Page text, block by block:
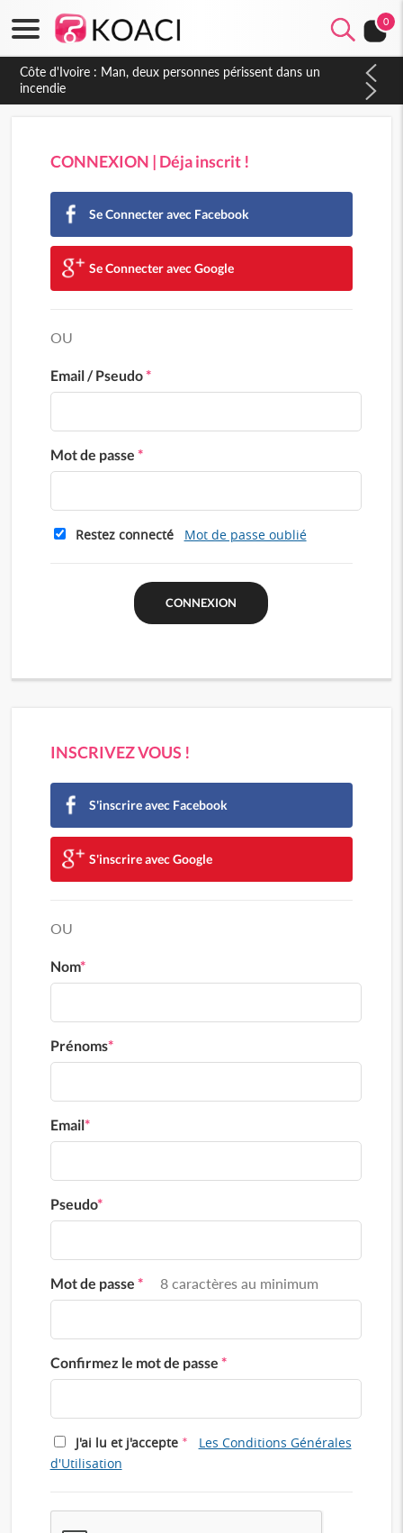
0
Côte d'Ivoire : Man, deux personnes périssent dans un
incendie
CONNEXION | Déja inscrit !
Se Connecter avec Facebook
Se Connecter avec Google
OU
Email / Pseudo*
Mot de passe *
Restez connecté Mot de passe oublié
INSCRIVEZ VOUS !
S'inscrire avec Facebook
S'inscrire avec Google
OU
Nom*
Prénoms*
Email*
Pseudo*
Mot de passe * 8 caractères au minimum
Confirmez le mot de passe *
J'ai lu et j'accepte *
Les Conditions Générales
d'Utilisation